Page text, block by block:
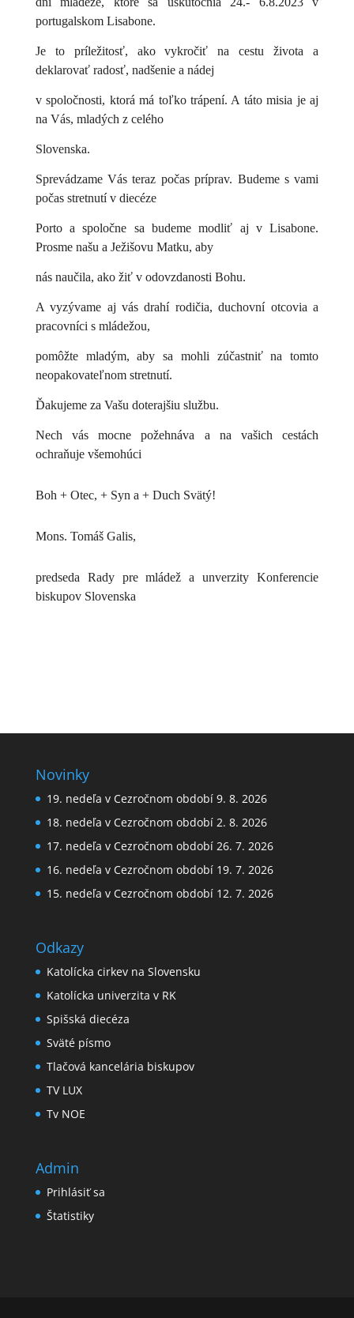
portugalskom Lisabone.
Je to príležitosť, ako vykročiť na cestu života a
deklarovať radosť, nadšenie a nádej
v spoločnosti, ktorá má toľko trápení. A táto misia je aj
na Vás, mladých z celého
Slovenska.
Sprevádzame Vás teraz počas príprav. Budeme s vami
počas stretnutí v diecéze
Porto a spoločne sa budeme modliť aj v Lisabone.
Prosme našu a Ježišovu Matku, aby
nás naučila, ako žiť v odovzdanosti Bohu.
A vyzývame aj vás drahí rodičia, duchovní otcovia a
pracovníci s mládežou,
pomôžte mladým, aby sa mohli zúčastniť na tomto
neopakovateľnom stretnutí.
Ďakujeme za Vašu doterajšiu službu.
Nech vás mocne požehnáva a na vašich cestách
ochraňuje všemohúci
Boh + Otec, + Syn a + Duch Svätý!
Mons. Tomáš Galis,
predseda Rady pre mládež a unverzity Konferencie
biskupov Slovenska
Novinky
19. nedeľa v Cezročnom období 9. 8. 2026
18. nedeľa v Cezročnom období 2. 8. 2026
17. nedeľa v Cezročnom období 26. 7. 2026
16. nedeľa v Cezročnom období 19. 7. 2026
15. nedeľa v Cezročnom období 12. 7. 2026
Odkazy
Katolícka cirkev na Slovensku
Katolícka univerzita v RK
Spišská diecéza
Sväté písmo
Tlačová kancelária biskupov
TV LUX
Tv NOE
Admin
Prihlásiť sa
Štatistiky